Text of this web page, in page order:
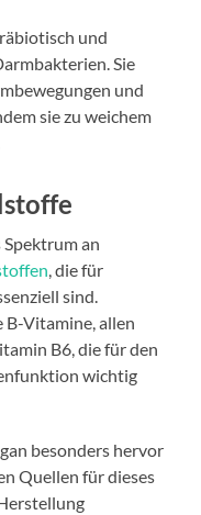
und
Sie
und
sie zu weichem
an
, die für
sind.
B-Vitamine, allen
B6, die für den
wichtig
besonders hervor
Quellen für dieses